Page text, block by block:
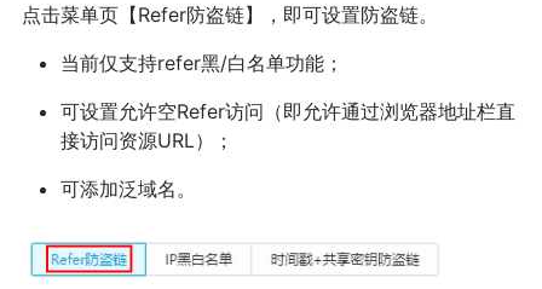
点击菜单页【Refer防盗链】，即可设置防盗链。
当前仅支持refer黑/白名单功能；
可设置允许空Refer访问（即允许通过浏览器地址栏直
接访问资源URL）；
可添加泛域名。